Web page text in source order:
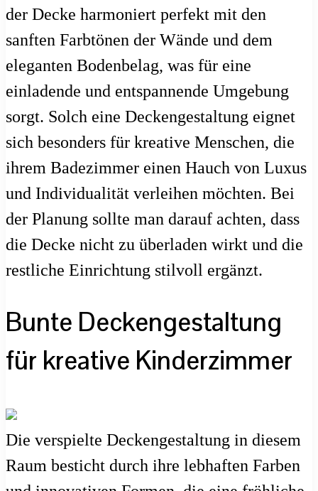
der Decke harmoniert perfekt mit den
sanften Farbtönen der Wände und dem
eleganten Bodenbelag, was für eine
einladende und entspannende Umgebung
sorgt. Solch eine Deckengestaltung eignet
sich besonders für kreative Menschen, die
ihrem Badezimmer einen Hauch von Luxus
und Individualität verleihen möchten. Bei
der Planung sollte man darauf achten, dass
die Decke nicht zu überladen wirkt und die
restliche Einrichtung stilvoll ergänzt.
Bunte Deckengestaltung
für kreative Kinderzimmer
Die verspielte Deckengestaltung in diesem
Raum besticht durch ihre lebhaften Farben